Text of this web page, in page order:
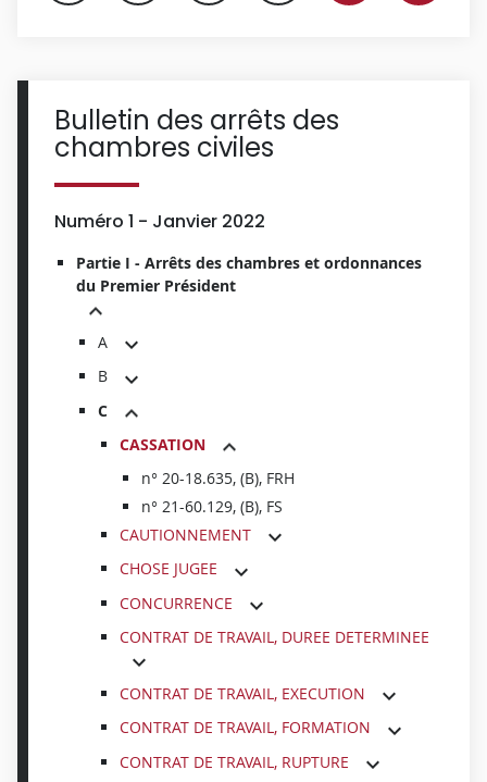
Bulletin des arrêts des
chambres civiles
Numéro 1 - Janvier 2022
Partie I - Arrêts des chambres et ordonnances
du Premier Président
A
B
C
CASSATION
n° 20-18.635, (B), FRH
n° 21-60.129, (B), FS
CAUTIONNEMENT
CHOSE JUGEE
CONCURRENCE
CONTRAT DE TRAVAIL, DUREE DETERMINEE
CONTRAT DE TRAVAIL, EXECUTION
CONTRAT DE TRAVAIL, FORMATION
CONTRAT DE TRAVAIL, RUPTURE